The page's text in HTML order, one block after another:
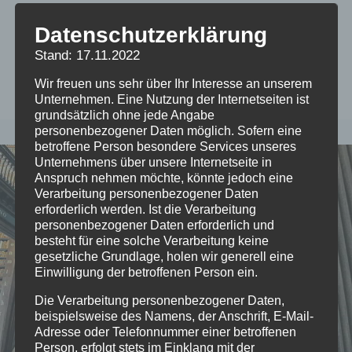
book of kells
Datenschutzerklärung
Stand: 17.11.2022
Wir freuen uns sehr über Ihr Interesse an unserem
Unternehmen. Eine Nutzung der Internetseiten ist
grundsätzlich ohne jede Angabe
personenbezogener Daten möglich. Sofern eine
betroffene Person besondere Services unseres
Unternehmens über unsere Internetseite in
Anspruch nehmen möchte, könnte jedoch eine
Verarbeitung personenbezogener Daten
erforderlich werden. Ist die Verarbeitung
personenbezogener Daten erforderlich und
besteht für eine solche Verarbeitung keine
gesetzliche Grundlage, holen wir generell eine
Einwilligung der betroffenen Person ein.
Die Verarbeitung personenbezogener Daten,
beispielsweise des Namens, der Anschrift, E-Mail-
Adresse oder Telefonnummer einer betroffenen
Person, erfolgt stets im Einklang mit der